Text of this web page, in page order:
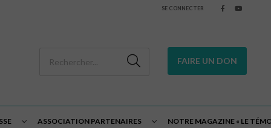
SE CONNECTER
FAIRE UN DON
ASSOCIATION PARTENAIRES NOTRE MAGAZINE « LE